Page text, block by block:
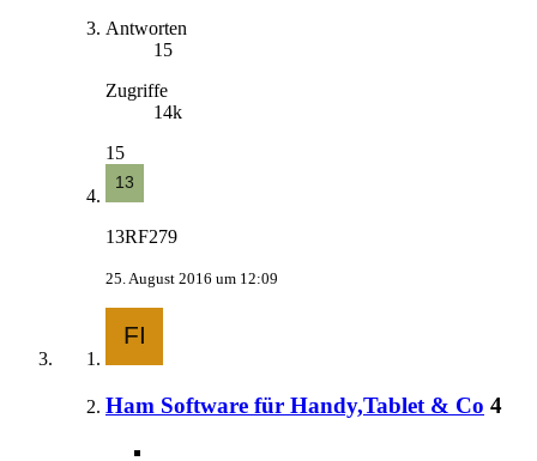
Antworten
15
Zugriffe
14k
15
13RF279
25. August 2016 um 12:09
Ham Software für Handy,Tablet & Co 4